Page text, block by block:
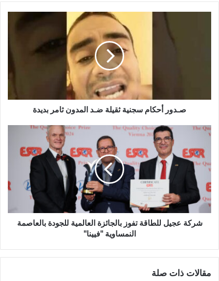
صـدور أحكام سجنية ثقيلة ضـد المدون ثامر بديدة
شركة عجيل للطاقة تفوز بالجائزة العالمية للجودة بالعاصمة
النمساوية "فيينا"
مقالات ذات صلة